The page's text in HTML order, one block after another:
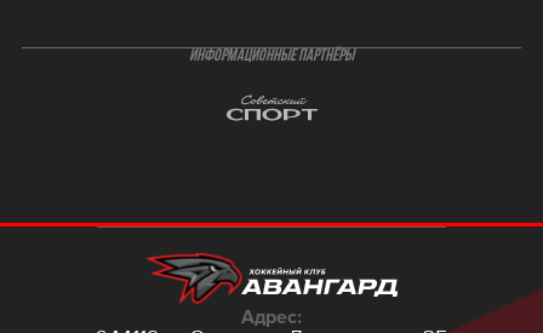
ИНФОРМАЦИОННЫЕ ПАРТНЁРЫ
Адрес: